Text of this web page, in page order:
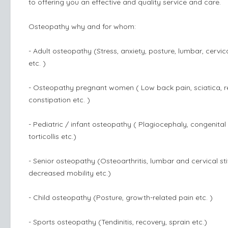
to offering you an effective and quality service and care.
Osteopathy why and for whom:
- Adult osteopathy (Stress, anxiety, posture, lumbar,
etc. )
- Osteopathy pregnant women ( Low back pain, sciatica,
constipation etc. )
- Pediatric / infant osteopathy ( Plagiocephaly, congenital
torticollis etc.)
- Senior osteopathy (Osteoarthritis, lumbar and cervical
decreased mobility etc.)
- Child osteopathy (Posture, growth-related pain etc. )
- Sports osteopathy (Tendinitis, recovery, sprain etc.)